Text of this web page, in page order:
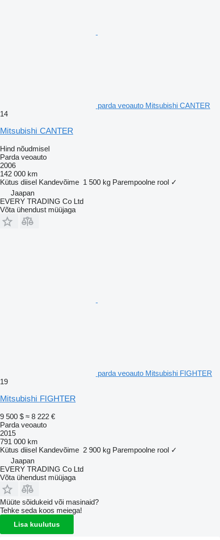
parda veoauto Mitsubishi CANTER
14
Mitsubishi CANTER
Hind nõudmisel
Parda veoauto
2006
142 000 km
Kütus diisel Kandevõime 1 500 kg Parempoolne rool ✓
Jaapan
EVERY TRADING Co Ltd
Võta ühendust müüjaga
parda veoauto Mitsubishi FIGHTER
19
Mitsubishi FIGHTER
9 500 $ ≈ 8 222 €
Parda veoauto
2015
791 000 km
Kütus diisel Kandevõime 2 900 kg Parempoolne rool ✓
Jaapan
EVERY TRADING Co Ltd
Võta ühendust müüjaga
Müüte sõidukeid või masinaid?
Tehke seda koos meiega!
Lisa kuulutus